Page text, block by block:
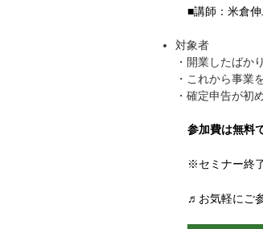
■講師：米倉
対象者
・開業したばか
・これから事業
・確定申告が初
参加費は無料
※セミナー終
♬お気軽にご